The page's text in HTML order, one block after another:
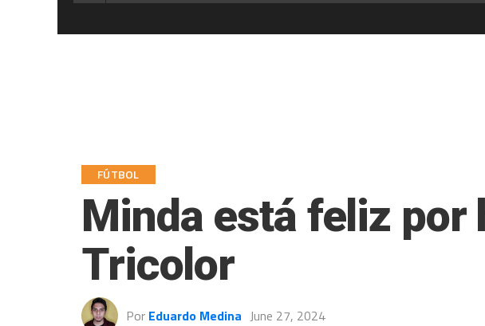
FÚTBOL
Minda está feliz por
Tricolor
Por Eduardo Medina June 27, 2024